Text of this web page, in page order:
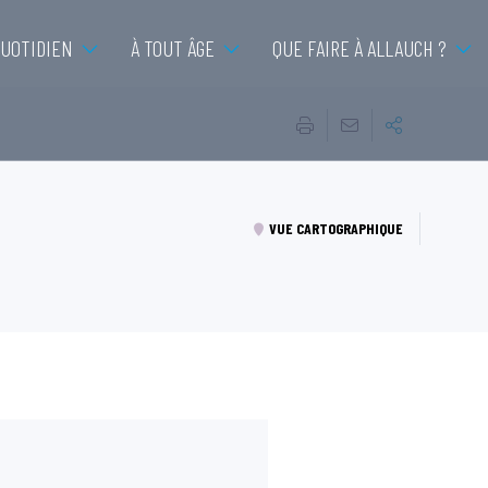
À TOUT ÂGE QUE FAIRE À ALLAUCH ?
VUE CARTOGRAPHIQUE